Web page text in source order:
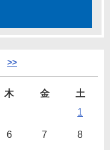
>>
木 金
土
1
6 7 8